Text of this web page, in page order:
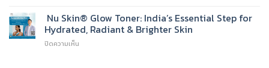
Go-
To
Cleanser
Skin®
Sunscreen
SPF
Nu Skin® Glow Toner: India’s Essential Step for
Hydrated, Radiant & Brighter Skin
ปิดความเห็น